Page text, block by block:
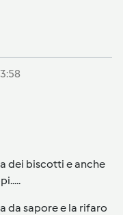
dei biscotti e anche
da sapore e la rifaro